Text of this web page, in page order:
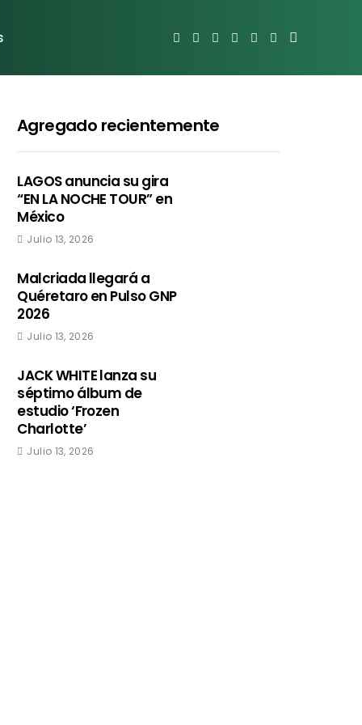
Agregado recientemente
LAGOS anuncia su gira
“EN LA NOCHE TOUR” en
México
Julio 13, 2026
Malcriada llegará a
Quéretaro en Pulso GNP
2026
Julio 13, 2026
JACK WHITE lanza su
séptimo álbum de
estudio ‘Frozen
Charlotte’
Julio 13, 2026